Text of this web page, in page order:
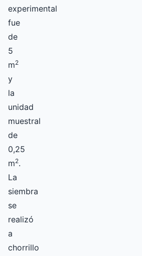
experimental
fue
de
5
m2
y
la
unidad
muestral
de
0,25
m2.
La
siembra
se
realizó
a
chorrillo